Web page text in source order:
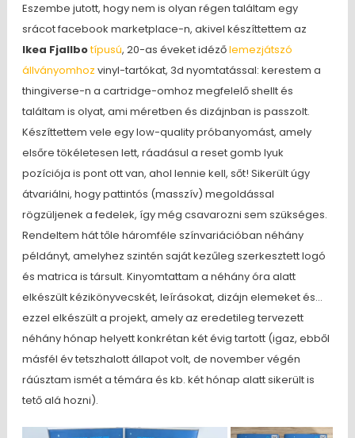
Eszembe jutott, hogy nem is olyan régen találtam egy
srácot facebook marketplace-n, akivel készíttettem az
Ikea Fjallbotípusú, 20-as éveket idézőlemezjátszó
állványomhoz vinyl-tartókat, 3d nyomtatással: kerestem a
thingiverse-n a cartridge-omhoz megfelelő shellt és
találtam is olyat, ami méretben és dizájnban is passzolt.
Készíttettem vele egy low-quality próbanyomást, amely
elsőre tökéletesen lett, ráadásul a reset gomb lyuk
pozíciója is pont ott van, ahol lennie kell, sőt! Sikerült úgy
átvariálni, hogy pattintós (masszív) megoldással
rögzüljenek a fedelek, így még csavarozni sem szükséges.
Rendeltem hát tőle háromféle színvariációban néhány
példányt, amelyhez szintén saját kezűleg szerkesztett logó
és matrica is társult. Kinyomtattam a néhány óra alatt
elkészült kézikönyvecskét, leírásokat, dizájn elemeket és…
ezzel elkészült a projekt, amely az eredetileg tervezett
néhány hónap helyett konkrétan két évig tartott (igaz, ebből
másfél év tetszhalott állapot volt, de november végén
ráúsztam ismét a témára és kb. két hónap alatt sikerült is
tető alá hozni).